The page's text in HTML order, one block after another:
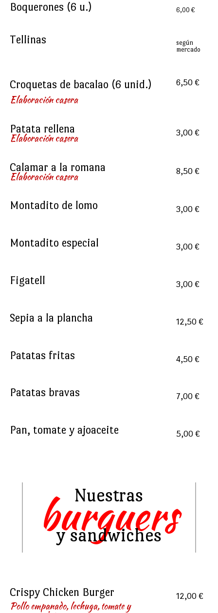
Boquerones (6 u.) 6,00 €
Tellinas
según
mercado
Croquetas de bacalao (6 unid.)
Elaboración casera
6,50 €
Patata rellena
Elaboración casera 3,00 €
Calamar a la romana
Elaboración casera 8,50 €
Montadito de lomo 3,00 €
Montadito especial 3,00 €
Figatell 3,00 €
Sepia a la plancha 12,50 €
Patatas fritas 4,50 €
Patatas bravas 7,00 €
Pan, tomate y ajoaceite 5,00 €
Nuestras
burguers
y sandwiches
Crispy Chicken Burger
Pollo empanado, lechuga, tomate y
12,00 €